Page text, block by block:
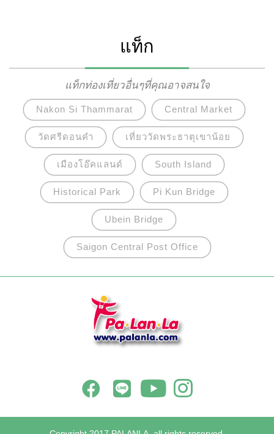
สักการะสิ่งศักดิ์สิทธิ์ต่างๆ ภายในวัดแห่งนี้เพื่อความ
เป็นสิริมงคลแก่ชีวิต และชมวิวมุมสูงจากบนเขาที่
เป็นที่ประดิษฐานองค์พระใหญ่ซึ่งสามารถมองเห็น
ทัศนียภาพอันสวยงามแม่น้ำโขงและเมืองมุกดาหาร
ได้อย่างเต็มตา
แท็ก
แท็กท่องเที่ยวอื่นๆที่คุณอาจสนใจ
Nakon Si Thammarat Central Market
วัดศรีดอนคำ เที่ยววัดพระธาตุเขาน้อย
เมืองโอ๊คแลนด์ South Island
Historical Park Pi Kun Bridge
Ubein Bridge
Saigon Central Post Office